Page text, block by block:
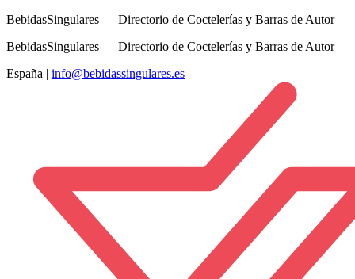
BebidasSingulares — Directorio de Coctelerías y Barras de Autor
BebidasSingulares — Directorio de Coctelerías y Barras de Autor
España | info@bebidassingulares.es